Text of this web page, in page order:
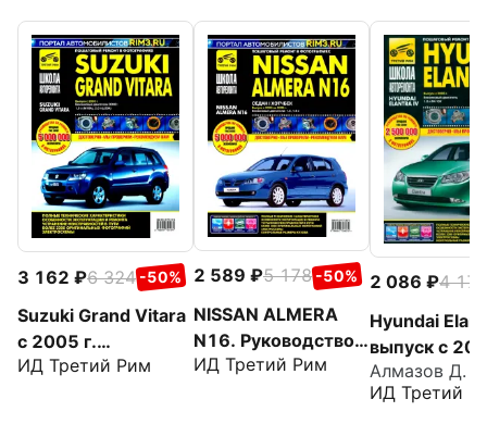
3 162 6 324 -50%
Suzuki Grand Vitara
c 2005 г.
Руководство по
ИД Третий Рим
2 589 5 178 -50%
NISSAN ALMERA
N16. Руководство
по эксплуатации,
ИД Третий Рим
2 086
4 172
Hyundai
выпуск с
Алмазов Д. А.
ИД Третий